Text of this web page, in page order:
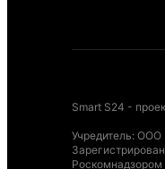
Smart S24 -
Учредитель: